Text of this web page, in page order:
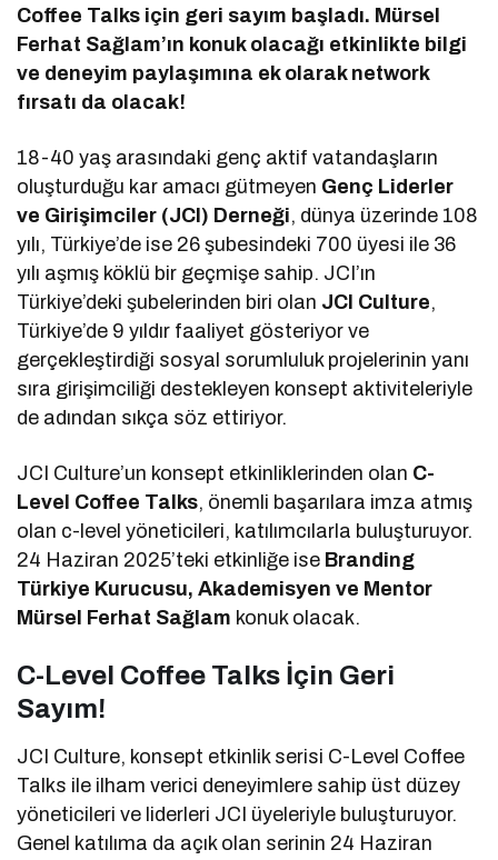
Coffee Talks için geri sayım başladı. Mürsel
Ferhat Sağlam’ın konuk olacağı etkinlikte bilgi
ve deneyim paylaşımına ek olarak network
fırsatı da olacak!
18-40 yaş arasındaki genç aktif vatandaşların
oluşturduğu kar amacı gütmeyen Genç Liderler
ve Girişimciler (JCI) Derneği, dünya üzerinde 108
yılı, Türkiye’de ise 26 şubesindeki 700 üyesi ile 36
yılı aşmış köklü bir geçmişe sahip. JCI’ın
Türkiye’deki şubelerinden biri olan JCI Culture,
Türkiye’de 9 yıldır faaliyet gösteriyor ve
gerçekleştirdiği sosyal sorumluluk projelerinin yanı
sıra girişimciliği destekleyen konsept aktiviteleriyle
de adından sıkça söz ettiriyor.
JCI Culture’un konsept etkinliklerinden olan C-
Level Coffee Talks, önemli başarılara imza atmış
olan c-level yöneticileri, katılımcılarla buluşturuyor.
24 Haziran 2025’teki etkinliğe ise Branding
Türkiye Kurucusu, Akademisyen ve Mentor
Mürsel Ferhat Sağlam konuk olacak.
C-Level Coffee Talks İçin Geri
Sayım!
JCI Culture, konsept etkinlik serisi C-Level Coffee
Talks ile ilham verici deneyimlere sahip üst düzey
yöneticileri ve liderleri JCI üyeleriyle buluşturuyor.
Genel katılıma da açık olan serinin 24 Haziran